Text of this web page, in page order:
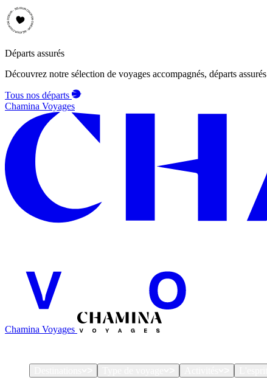
Départs assurés
Découvrez notre sélection de voyages accompagnés, départs assurés
Tous nos départs
Chamina Voyages
Chamina Voyages